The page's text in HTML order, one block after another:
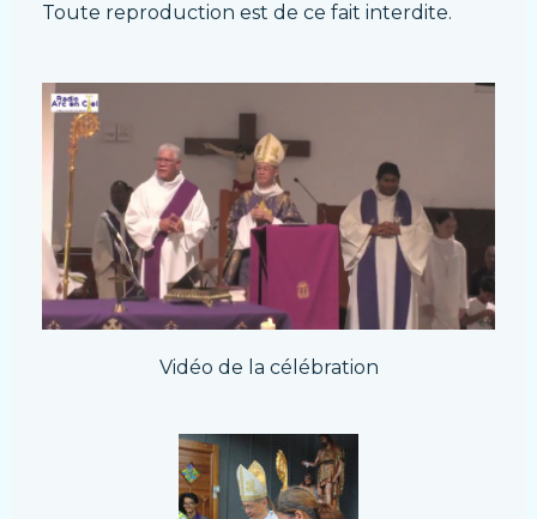
Toute reproduction est de ce fait interdite.
Vidéo de la célébration